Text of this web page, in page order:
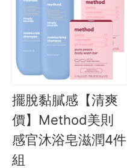
生活美學
RENOVA 天然彩色衛生紙
method 美則
mrs.meyers 梅耶夫人
新新新 四層衛生紙
覓樂子
哇哉上課線上課程
吳恩文的快樂廚房 食譜書
擺脫黏膩感【清爽
價】Method美則
感官沐浴皂滋潤4件
組